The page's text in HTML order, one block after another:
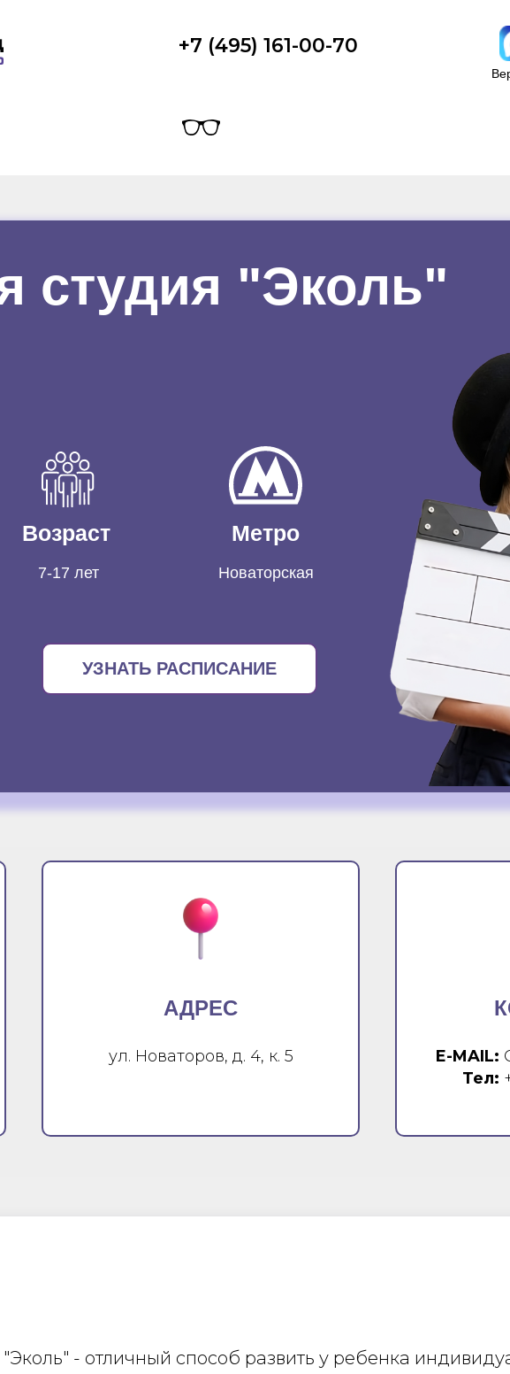
+7 (495) 161-00-70
студия "Эколь"
Возраст
7-17 лет
Метро
Новаторская
УЗНАТЬ РАСПИСАНИЕ
АДРЕС
ул. Новаторов, д. 4, к. 5 E-MAIL:
Тел:
- отличный способ развить у ребенка